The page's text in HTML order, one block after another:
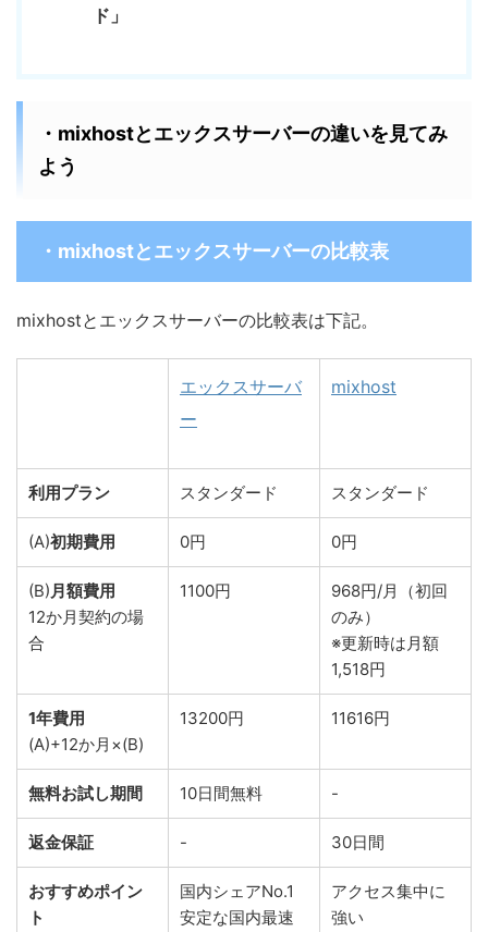
ド」
・mixhostとエックスサーバーの違いを見てみ
よう
・mixhostとエックスサーバーの比較表
mixhostとエックスサーバーの比較表は下記。
エックスサーバ
ー
mixhost
利用プラン スタンダード スタンダード
(A)初期費用 0円 0円
(B)月額費用
12か月契約の場
合
1100円
968円/月（初回
のみ）
※更新時は月額
1,518円
1年費用
(A)+12か月×(B)
13200円 11616円
無料お試し期間 10日間無料 -
返金保証 - 30日間
おすすめポイン
ト
国内シェアNo.1
安定な国内最速
アクセス集中に
強い